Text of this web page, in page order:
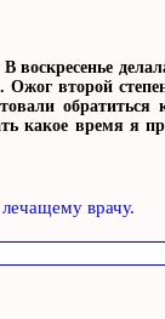
воскресенье
второй
какое время я
врачу.